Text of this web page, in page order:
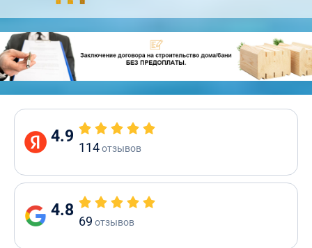
4.9
114отзывов
4.8
69 отзывов